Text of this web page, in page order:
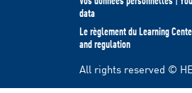
data
Le règlement du Learning
and regulation
All rights reserved ©